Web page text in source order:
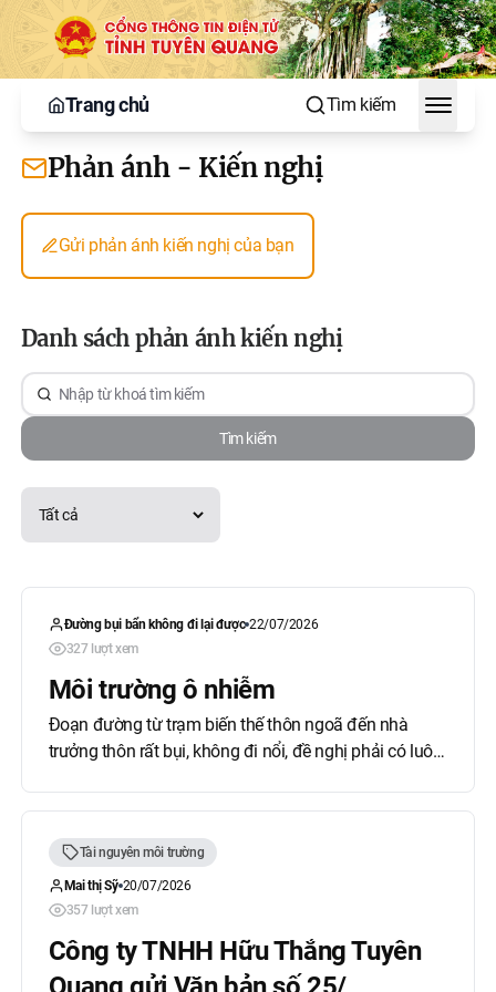
Trang chủ Tìm kiếm
Toggle
Phản ánh - Kiến nghị
Gửi phản ánh kiến nghị của bạn
Danh sách phản ánh kiến nghị
Tìm kiếm
Đường bụi bẩn không đi lại được 22/07/2026
327 lượt xem
Môi trường ô nhiễm
Đoạn đường từ trạm biến thế thôn ngoã đến nhà
trưởng thôn rất bụi, không đi nổi, đề nghị phải có luôn
Tài nguyên môi trường
Mai thị Sỹ 20/07/2026
357 lượt xem
Công ty TNHH Hữu Thắng Tuyên